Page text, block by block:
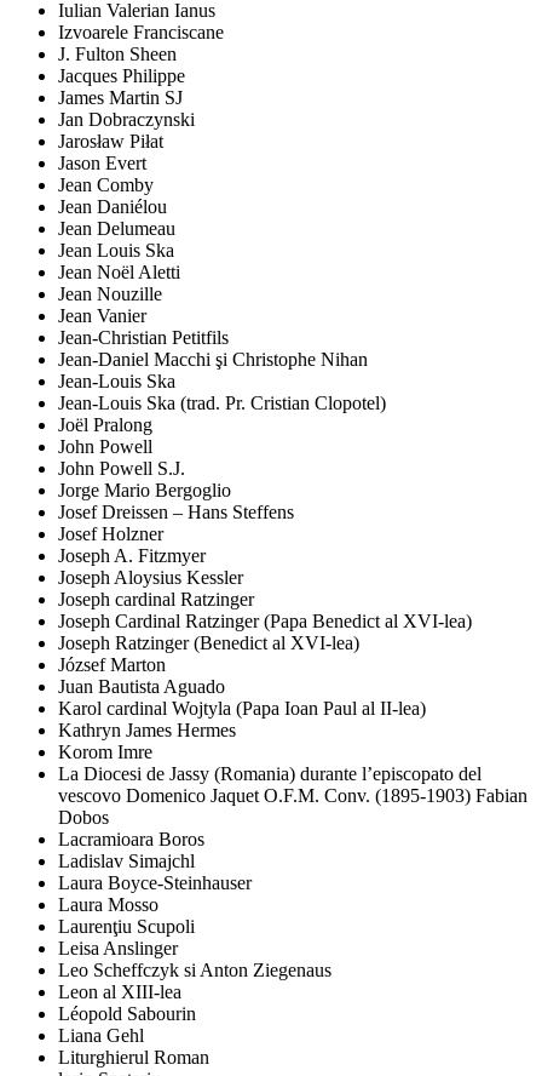
Iulian Valerian Ianus
Izvoarele Franciscane
J. Fulton Sheen
Jacques Philippe
James Martin SJ
Jan Dobraczynski
Jarosław Piłat
Jason Evert
Jean Comby
Jean Daniélou
Jean Delumeau
Jean Louis Ska
Jean Noël Aletti
Jean Nouzille
Jean Vanier
Jean-Christian Petitfils
Jean-Daniel Macchi şi Christophe Nihan
Jean-Louis Ska
Jean-Louis Ska (trad. Pr. Cristian Clopotel)
Joël Pralong
John Powell
John Powell S.J.
Jorge Mario Bergoglio
Josef Dreissen – Hans Steffens
Josef Holzner
Joseph A. Fitzmyer
Joseph Aloysius Kessler
Joseph cardinal Ratzinger
Joseph Cardinal Ratzinger (Papa Benedict al XVI-lea)
Joseph Ratzinger (Benedict al XVI-lea)
József Marton
Juan Bautista Aguado
Karol cardinal Wojtyla (Papa Ioan Paul al II-lea)
Kathryn James Hermes
Korom Imre
La Diocesi de Jassy (Romania) durante l’episcopato del
vescovo Domenico Jaquet O.F.M. Conv. (1895-1903) Fabian
Dobos
Lacramioara Boros
Ladislav Simajchl
Laura Boyce-Steinhauser
Laura Mosso
Laurenţiu Scupoli
Leisa Anslinger
Leo Scheffczyk si Anton Ziegenaus
Leon al XIII-lea
Léopold Sabourin
Liana Gehl
Liturghierul Roman